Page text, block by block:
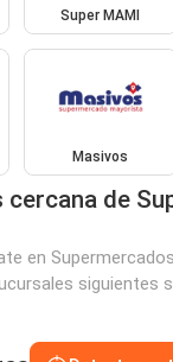
Super MAMI
Masivos
cercana de
en
siguientes